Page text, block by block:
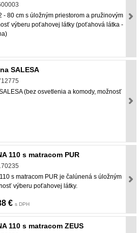
- 80 cm s úložným priestorom a pružinovým
výberu poťahovej látky (poťahová látka -
SALESA
(bez osvetlenia a komody, možnosť
110 s matracom PUR
s matracom PUR je čalúnená s úložným
výberu poťahovej látky.
€ s DPH
110 s matracom ZEUS